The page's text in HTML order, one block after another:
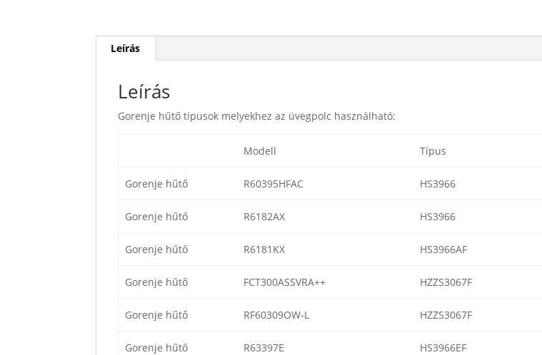
Leírás
Leírás
Gorenje hűtő típusok melyekhez az üvegpolc használható:
Modell Típus
Gorenje hűtő R60395HFAC HS3966
Gorenje hűtő R6182AX HS3966
Gorenje hűtő R6181KX HS3966AF
Gorenje hűtő FCT300ASSVRA++ HZZS3067F
Gorenje hűtő RF60309OW-L HZZS3067F
Gorenje hűtő R63397E HS3966EF